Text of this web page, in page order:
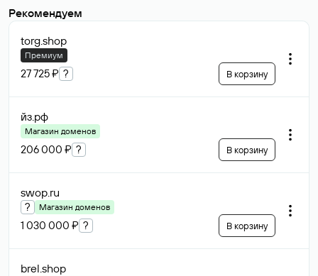
Рекомендуем
torg.shop
Премиум
27 725 ₽ ? В корзину
йз.рф
Магазин доменов
206 000 ₽ ? В корзину
swop.ru
? Магазин доменов
1 030 000 ₽ ? В корзину
brel.shop